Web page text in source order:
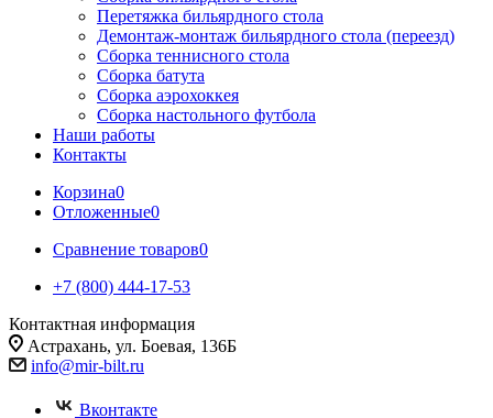
Перетяжка бильярдного стола
Демонтаж-монтаж бильярдного стола (переезд)
Сборка теннисного стола
Сборка батута
Сборка аэрохоккея
Сборка настольного футбола
Наши работы
Контакты
Корзина0
Отложенные0
Сравнение товаров0
+7 (800) 444-17-53
Контактная информация
Астрахань, ул. Боевая, 136Б
info@mir-bilt.ru
Вконтакте